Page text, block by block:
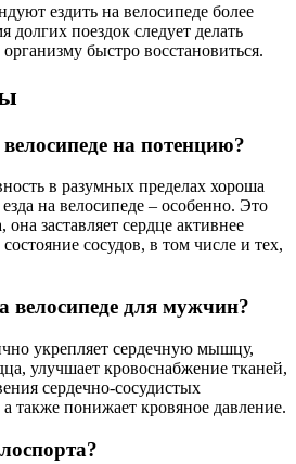
ездить на велосипеде более
долгих поездок следует делать
быстро восстановиться.
на потенцию?
в разумных пределах хороша
на велосипеде – особенно. Это
заставляет сердце активнее
сосудов, в том числе и тех,
велосипеде для мужчин?
укрепляет сердечную мышцу,
улучшает кровоснабжение тканей,
сердечно-сосудистых
также понижает кровяное давление.